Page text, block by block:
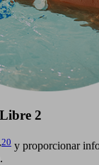
2
20 y proporcionar